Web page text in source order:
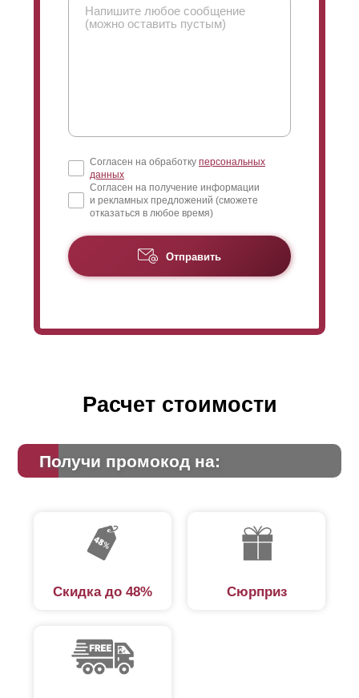
Согласен на обработку персональных
данных
Согласен на получение информации
и рекламных предложений (сможете
отказаться в любое время)
Отправить
Расчет стоимости
Получи промокод на:
Скидка до 48% Сюрприз